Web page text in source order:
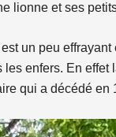
lionne et ses
est un peu
les enfers. En
qui a décédé en